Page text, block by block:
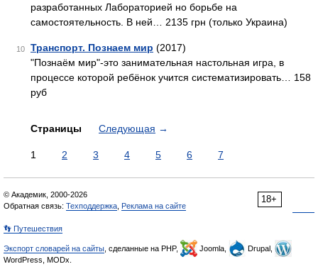
разработанных Лабораторией но борьбе на
самостоятельность. В ней… 2135 грн (только Украина)
10 Транспорт. Познаем мир (2017)
"Познаём мир"-это занимательная настольная игра, в
процессе которой ребёнок учится систематизировать… 158
руб
Страницы Следующая →
1 2 3 4 5 6 7
18+
© Академик, 2000-2026
Обратная связь: Техподдержка Реклама на сайте
👣 Путешествия
Экспорт словарей на сайты , сделанные на PHP, Joomla,
Drupal,
WordPress, MODx.